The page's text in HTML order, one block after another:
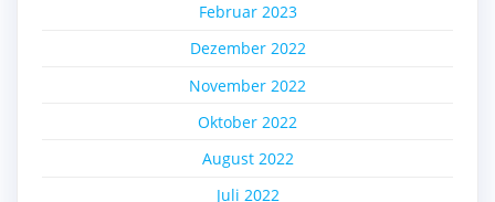
Februar 2023
Dezember 2022
November 2022
Oktober 2022
August 2022
Juli 2022